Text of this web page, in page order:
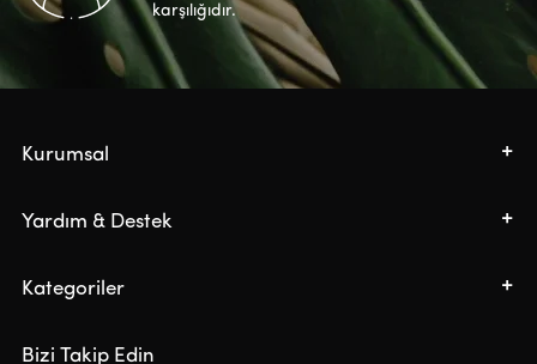
karşılığıdır.
Kurumsal
Yardım & Destek
Kategoriler
Bizi Takip Edin